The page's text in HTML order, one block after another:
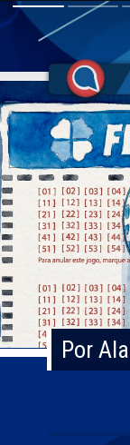
Por
Por